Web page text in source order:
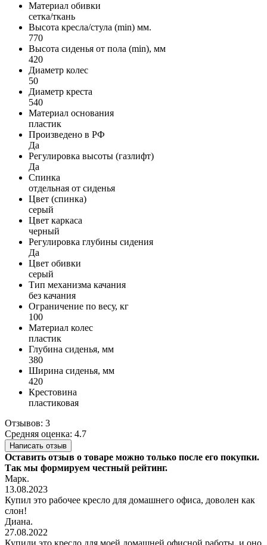
Материал обивки
сетка/ткань
Высота кресла/стула (min) мм.
770
Высота сиденья от пола (min), мм
420
Диаметр колес
50
Диаметр креста
540
Материал основания
пластик
Произведено в РФ
Да
Регулировка высоты (газлифт)
Да
Спинка
отдельная от сиденья
Цвет (спинка)
серый
Цвет каркаса
черный
Регулировка глубины сидения
Да
Цвет обивки
серый
Тип механизма качания
без качания
Ограничение по весу, кг
100
Материал колес
пластик
Глубина сиденья, мм
380
Ширина сиденья, мм
420
Крестовина
пластиковая
Отзывов: 3
Средняя оценка: 4.7
Написать отзыв
Оставить отзыв о товаре можно только после его покупки.
Так мы формируем честный рейтинг.
Марк.
13.08.2023
Купил это рабочее кресло для домашнего офиса, доволен как
слон!
Диана.
27.08.2022